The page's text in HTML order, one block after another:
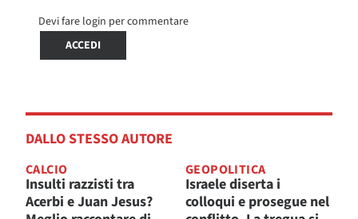
Devi fare login per commentare
ACCEDI
DALLO STESSO AUTORE
CALCIO
Insulti razzisti tra
Acerbi e Juan Jesus?
GEOPOLITICA
Israele diserta i
colloqui e prosegue nel